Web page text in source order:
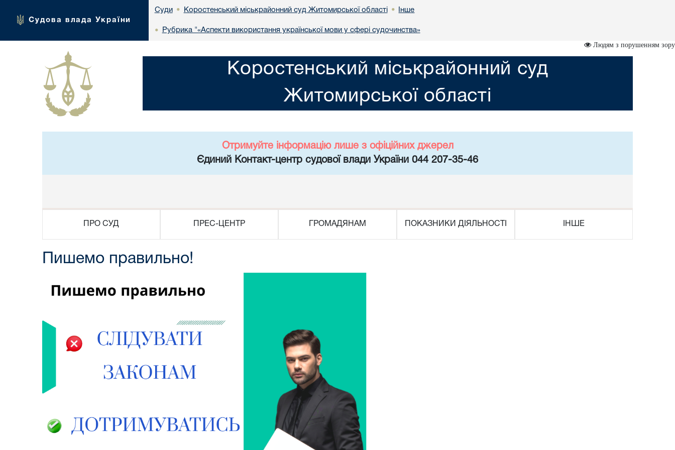
Судова влада України
Суди • Коростенський міськрайонний суд Житомирської області • Інше
• Рубрика "«Аспекти використання української мови у сфері судочинства»
Людям з порушенням зору
Коростенський міськрайонний суд
Житомирської області
Отримуйте інформацію лише з офіційних джерел
Єдиний Контакт-центр судової влади України 044 207-35-46
ПРО СУД ПРЕС-ЦЕНТР ГРОМАДЯНАМ ПОКАЗНИКИ ДІЯЛЬНОСТІ ІНШЕ
Пишемо правильно!